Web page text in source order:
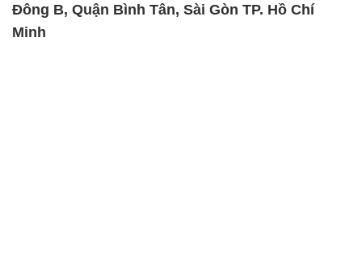
Đông B, Quận Bình Tân, Sài Gòn TP. Hồ Chí
Minh